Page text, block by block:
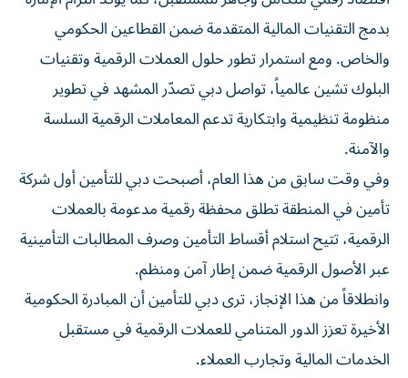
بدمج التقنيات المالية المتقدمة ضمن القطاعين الحكومي
والخاص. ومع استمرار تطور حلول العملات الرقمية وتقنيات
البلوك تشين عالمياً، تواصل دبي تصدّر المشهد في تطوير
منظومة تنظيمية وابتكارية تدعم المعاملات الرقمية السلسة
والآمنة.
وفي وقت سابق من هذا العام، أصبحت دبي للتأمين أول شركة
تأمين في المنطقة تطلق محفظة رقمية مدعومة بالعملات
الرقمية، تتيح استلام أقساط التأمين وصرف المطالبات التأمينية
عبر الأصول الرقمية ضمن إطار آمن ومنظم.
وانطلاقاً من هذا الإنجاز، ترى دبي للتأمين أن المبادرة الحكومية
الأخيرة تعزز الدور المتنامي للعملات الرقمية في مستقبل
الخدمات المالية وتجارب العملاء.